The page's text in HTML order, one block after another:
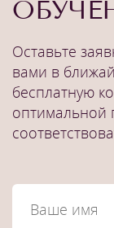
Оставьте
вами в
бесплатную
оптимальной